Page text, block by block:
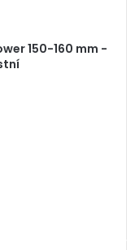
150-160 mm -